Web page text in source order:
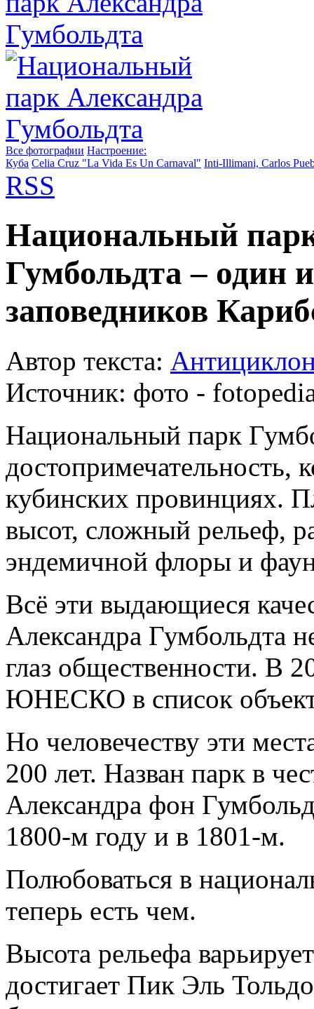
Все фотографии Настроение:
Куба Celia Cruz "La Vida Es Un Carnaval" Inti-Illimani, Carlos
RSS
Национальный
Гумбольдта – один
заповедников
Автор текста:
Источник: фото -
Национальный парк
достопримечательность,
кубинских провинциях.
высот, сложный рельеф,
эндемичной флоры и
Всё эти выдающиеся
Александра Гумбольдта
глаз общественности. В
ЮНЕСКО в список
Но человечеству эти
200 лет. Назван парк в
Александра фон
1800-м году и в 1801-м.
Полюбоваться в
теперь есть чем.
Высота рельефа
достигает Пик Эль